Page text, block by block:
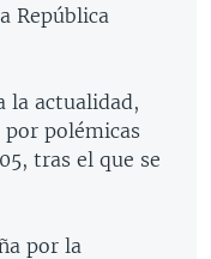
República
la actualidad,
polémicas
tras el que se
por la